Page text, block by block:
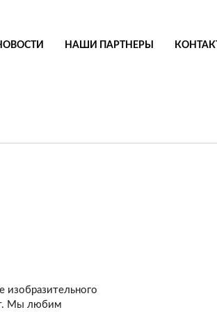
НАШИ ПАРТНЕРЫ
изобразительного
Мы любим